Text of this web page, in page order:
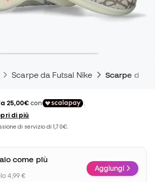
Scarpe da Futsal Nike Scarpe da
come più
4,99 €
Aggiungi